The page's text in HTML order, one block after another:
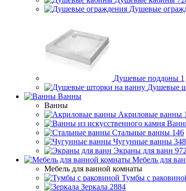
Душевые
Душевые поддоны 1
Душевые
Ванны
Ванны
Акриловые ванны
Стальные ванны 146
Чугунные ванны 348
Экраны для ванн 972
Мебель для
Мебель для ванной комнаты
Тумбы с
Зеркала 2884